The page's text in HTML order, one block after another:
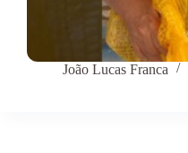
João Lucas Franca